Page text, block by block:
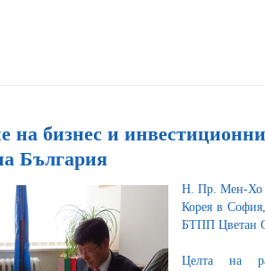
на бизнес и
България
Н. Пр. Мен-Хо
Корея в
БТПП Цветан
Целта на